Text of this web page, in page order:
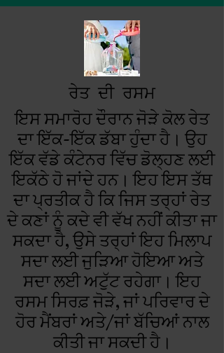
ਰੇਤ ਦੀ ਰਸਮ
ਇਸ ਸਮਾਰੋਹ ਦੌਰਾਨ ਜੋੜੇ ਕੋਲ ਰੇਤ
ਦਾ ਇੱਕ-ਇੱਕ ਡੱਬਾ ਹੁੰਦਾ ਹੈ। ਉਹ
ਇੱਕ ਵੱਡੇ ਕੰਟੇਨਰ ਵਿੱਚ ਡੋਲ੍ਹਣ ਲਈ
ਇਕੱਠੇ ਹੋ ਜਾਂਦੇ ਹਨ। ਇਹ ਇਸ ਤੱਥ
ਦਾ ਪ੍ਰਤੀਕ ਹੈ ਕਿ ਜਿਸ ਤਰ੍ਹਾਂ ਰੇਤ
ਦੇ ਕਣਾਂ ਨੂੰ ਕਦੇ ਵੀ ਵੱਖ ਨਹੀਂ ਕੀਤਾ ਜਾ
ਸਕਦਾ ਹੈ, ਉਸੇ ਤਰ੍ਹਾਂ ਇਹ ਮਿਲਾਪ
ਸਦਾ ਲਈ ਜੁੜਿਆ ਹੋਇਆ ਅਤੇ
ਸਦਾ ਲਈ ਅਟੁੱਟ ਰਹੇਗਾ। ਇਹ
ਰਸਮ ਸਿਰਫ਼ ਜੋੜੇ, ਜਾਂ ਪਰਿਵਾਰ ਦੇ
ਹੋਰ ਮੈਂਬਰਾਂ ਅਤੇ/ਜਾਂ ਬੱਚਿਆਂ ਨਾਲ
ਕੀਤੀ ਜਾ ਸਕਦੀ ਹੈ।